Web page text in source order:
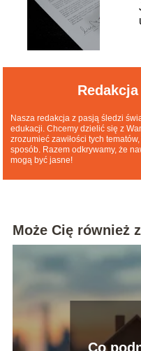
Nasza redakcja z pasją śledzi
edukacji. Chcemy dzielić się z
zrozumieć zawiłości tych
sposób. Razem odkrywamy, że
mogą być jasne!
Może Cię również
Co